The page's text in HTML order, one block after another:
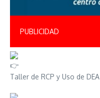
PUBLICIDAD
Taller de RCP y Uso de DEA